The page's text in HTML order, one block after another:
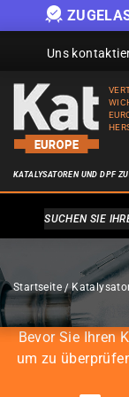
(AUSSER
Uns
KATALYSATOREN UND DPF
SUCHEN SIE
Startseite
Bevor Sie Ihren
um zu